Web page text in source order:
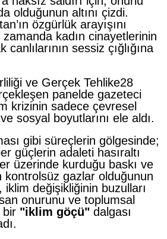
olduğunun altını çizdi.
özgürlük arayışını
kadın cinayetlerinin
sessiz çığlığına
ve Gerçek Tehlike28
panelde gazeteci
krizinin sadece çevresel
sosyal boyutlarını ele aldı.
gibi süreçlerin gölgesinde;
güçlerin adaleti hasıraltı
üzerinde kurduğu baskı ve
kontrolsüz gazlar olduğunun
iklim değişikliğinin buzulları
onurunu ve toplumsal
bir "iklim göçü" dalgası